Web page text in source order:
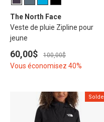
The North Face
Veste de pluie Zipline pour
jeune
60,00$ 100,00$
Vous économisez 40%
Solde